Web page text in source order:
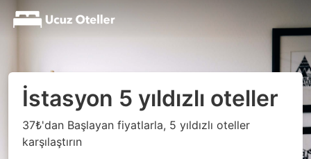
İstasyon 5 yıldızlı oteller
37₺'dan Başlayan fiyatlarla, 5 yıldızlı oteller
karşılaştırın